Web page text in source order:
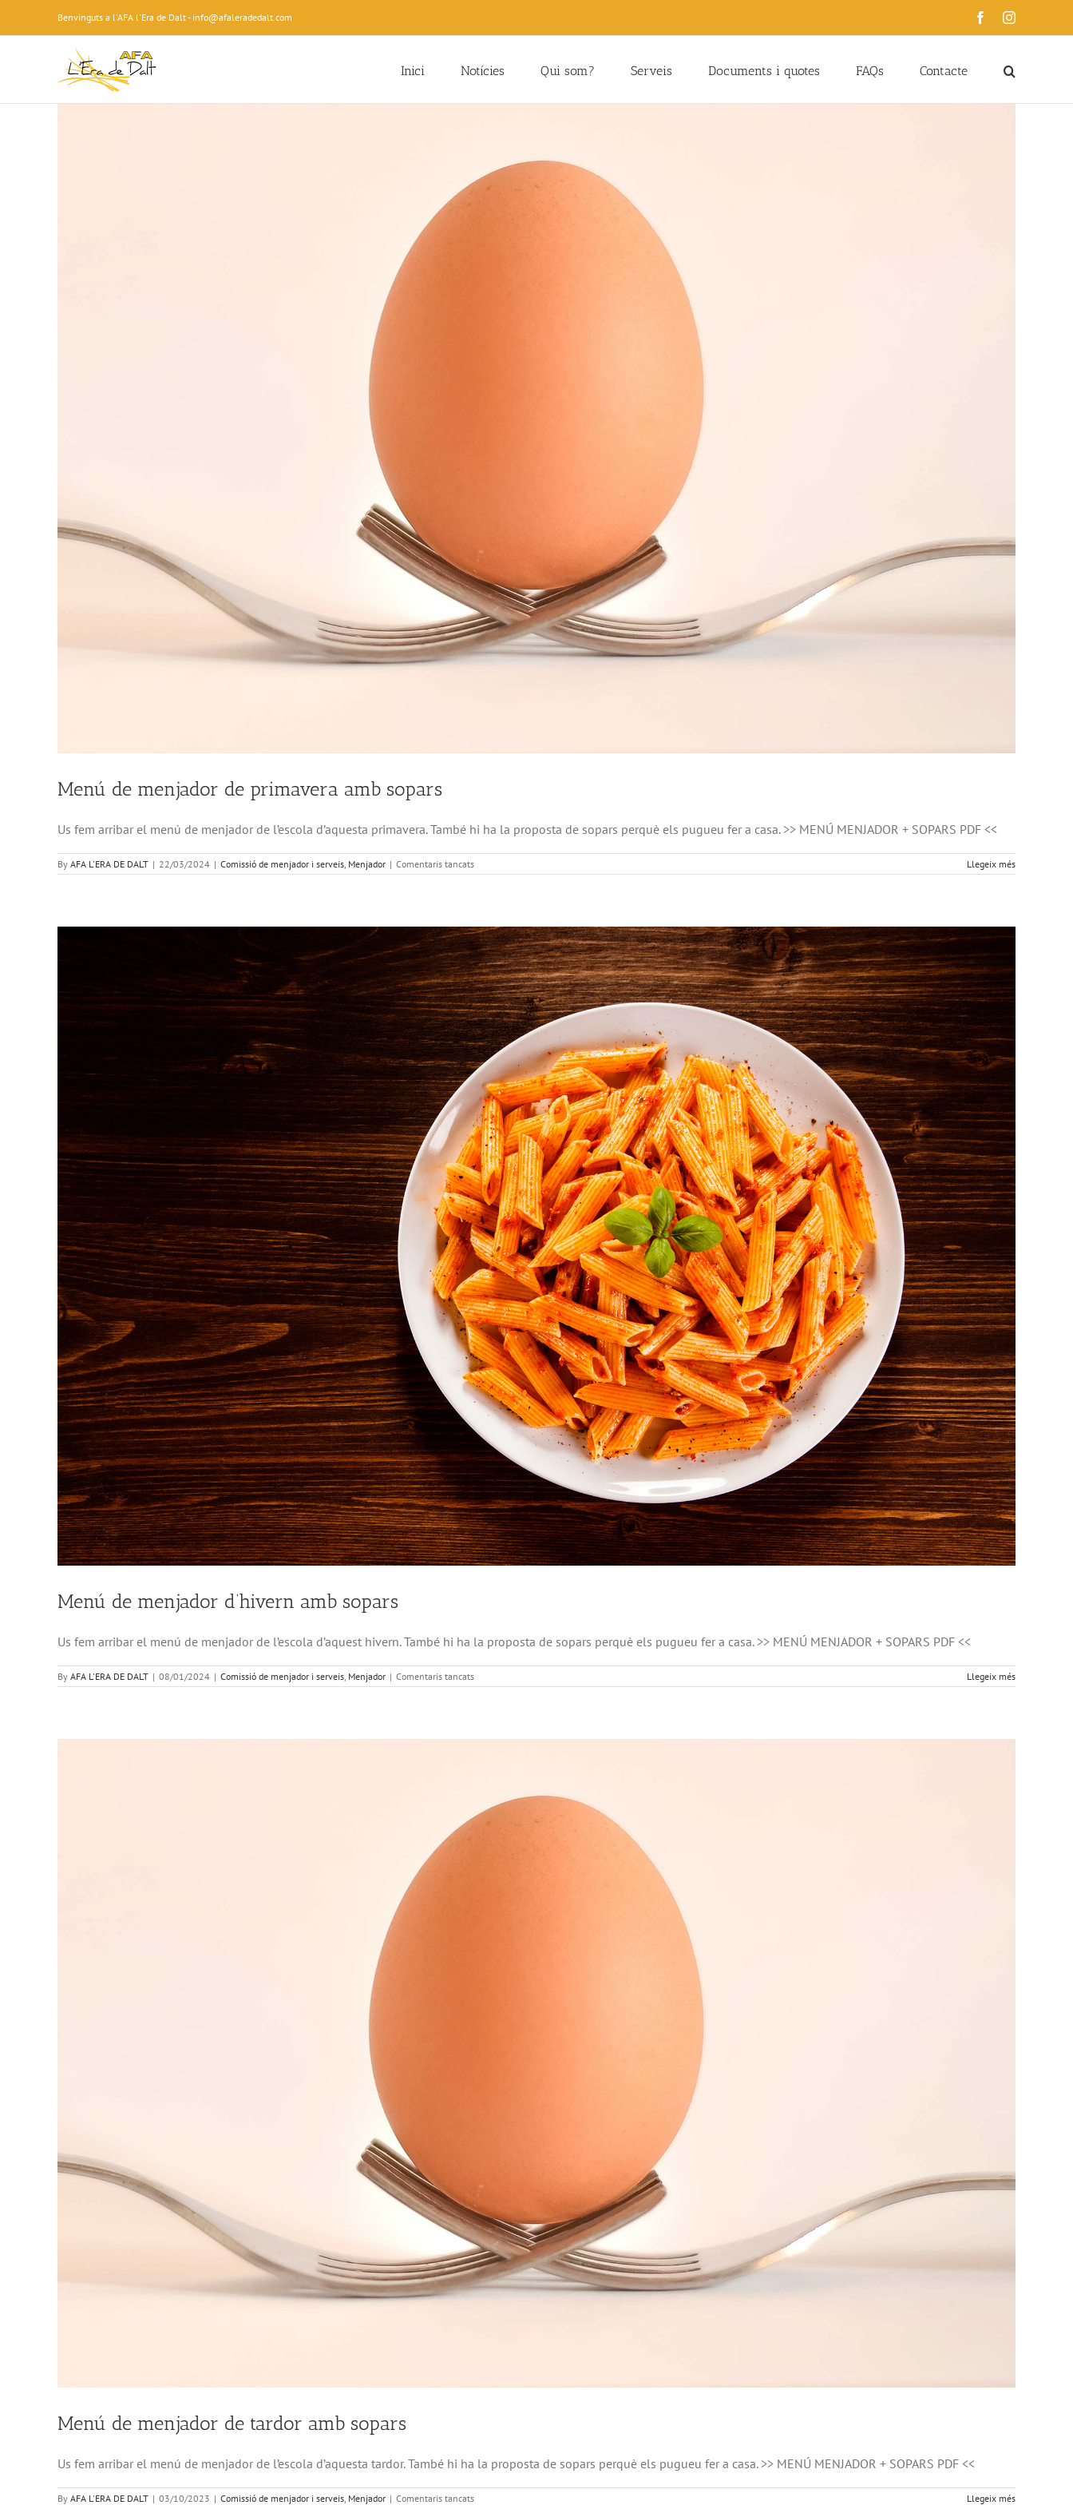
content
Benvinguts a l'AFA l'Era de Dalt - info@afaleradedalt.com FacebookInstagram
Inici Notícies Qui som? Serveis Documents i quotes FAQs Contacte
Menú de menjador de primavera amb sopars
Us fem arribar el menú de menjador de l’escola d’aquesta primavera. També hi ha la proposta de sopars perquè els pugueu fer a casa. >> MENÚ MENJADOR + SOPARS PDF <<
By AFA L'ERA DE DALT | 22/03/2024 | Comissió de menjador i serveis Menjador | Comentaris tancatsa
Menú
amb
sopars
Llegeix més
Menú de menjador d’hivern amb sopars
Us fem arribar el menú de menjador de l’escola d’aquest hivern. També hi ha la proposta de sopars perquè els pugueu fer a casa. >> MENÚ MENJADOR + SOPARS PDF <<
By AFA L'ERA DE DALT | 08/01/2024 | Comissió de menjador i serveis Menjador | Comentaris tancatsa
Menú
Llegeix més
Menú de menjador de tardor amb sopars
Us fem arribar el menú de menjador de l’escola d’aquesta tardor. També hi ha la proposta de sopars perquè els pugueu fer a casa. >> MENÚ MENJADOR + SOPARS PDF <<
By AFA L'ERA DE DALT | 03/10/2023 | Comissió de menjador i serveis, Menjador | Comentaris tancatsa
Llegeix més